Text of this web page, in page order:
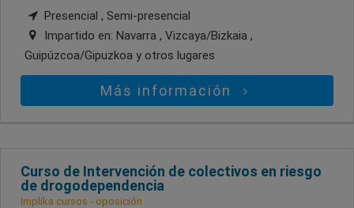
Presencial , Semi-presencial
Impartido en: Navarra , Vizcaya/Bizkaia ,
Guipúzcoa/Gipuzkoa y otros lugares
Más información
Curso de Intervención de colectivos en riesgo
de drogodependencia
Implika cursos - oposición